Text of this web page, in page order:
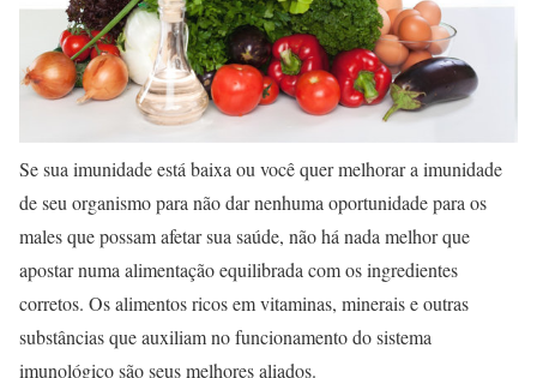
Se sua imunidade está baixa ou você quer melhorar a imunidade
de seu organismo para não dar nenhuma oportunidade para os
males que possam afetar sua saúde, não há nada melhor que
apostar numa alimentação equilibrada com os ingredientes
corretos. Os alimentos ricos em vitaminas, minerais e outras
substâncias que auxiliam no funcionamento do sistema
imunológico são seus melhores aliados.